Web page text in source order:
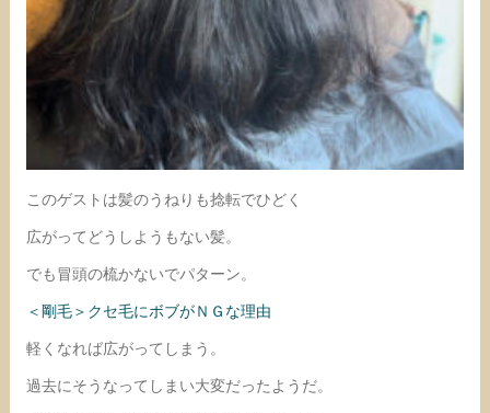
このゲストは髪のうねりも捻転でひどく
広がってどうしようもない髪。
でも冒頭の梳かないでパターン。
＜剛毛＞クセ毛にボブがＮＧな理由
軽くなれば広がってしまう。
過去にそうなってしまい大変だったようだ。